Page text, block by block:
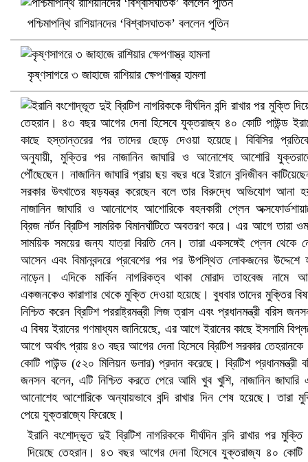
খুলনায় বিএনপি অফিসে গুলি-বোমা হামলা, নিহত ১
প্রোটিয়াদের হারিয়ে বিশ্বকাপের শিরোপা ঘরে তুলল ভারত
পশ্চিমাপন্থি রাশিয়ানদের ‘বিশ্বাসঘাতক’ বললেন পুতিন
কৃষ্ণসাগরে ৩ জাহাজে রাশিয়ার ক্ষেপণাস্ত্র হামলা
ইরানি বংশোদ্ভূত দুই ব্রিটিশ নাগরিককে দীর্ঘদিন বন্দি রাখার পর মুক্তি
দিয়েছে তেহরান। ৪৩ বছর আগের দেনা হিসেবে যুক্তরাজ্য ৪০ কোটি